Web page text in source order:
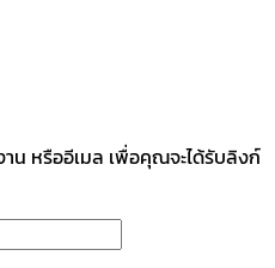
น หรืออีเมล เพื่อคุณจะได้รับลิงก์